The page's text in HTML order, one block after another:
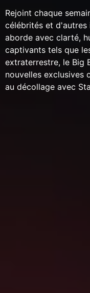
Rejoint chaque
célébrités et d'autres
aborde avec clarté,
captivants tels que
extraterrestre, le Big
nouvelles exclusives
au décollage avec